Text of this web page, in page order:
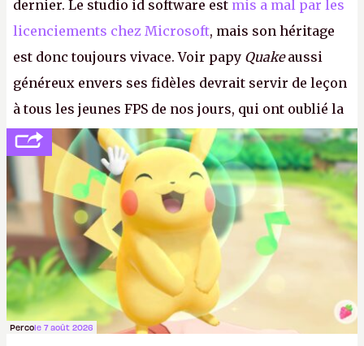
dernier. Le studio id software est mis a mal par les
licenciements chez Microsoft, mais son héritage
est donc toujours vivace. Voir papy Quakeaussi
généreux envers ses fidèles devrait servir de leçon
à tous les jeunes FPS de nos jours, qui ont oublié la
politesse et le respect envers leurs joueurs et les
anciens. Il leur faudrait une bonne guerre des
consoles à ces petits cons !
Percole 7 août 2026